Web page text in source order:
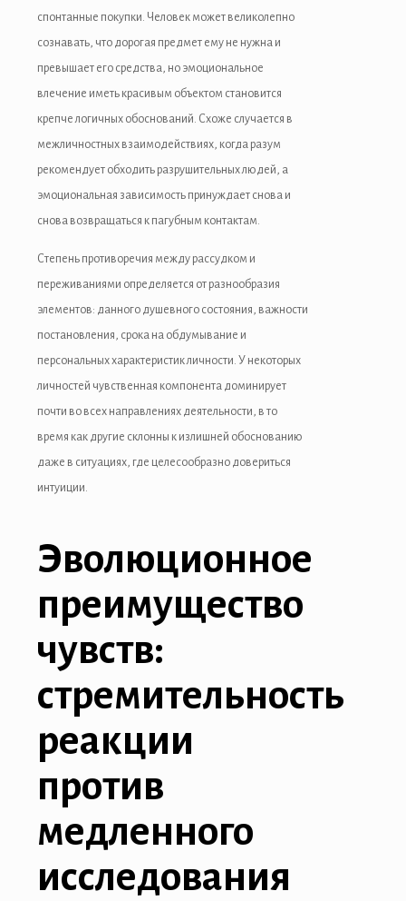
Hacklink
panel
panel
panel
panel
panel
panel
panel
panel
panel
спонтанные покупки. Человек может великолепно
сознавать, что дорогая предмет ему не нужна и
превышает его средства, но эмоциональное
влечение иметь красивым объектом становится
крепче логичных обоснований. Схоже случается в
межличностных взаимодействиях, когда разум
рекомендует обходить разрушительных людей, а
эмоциональная зависимость принуждает снова и
снова возвращаться к пагубным контактам.
Степень противоречия между рассудком и
переживаниями определяется от разнообразия
элементов: данного душевного состояния, важности
постановления, срока на обдумывание и
персональных характеристик личности. У некоторых
личностей чувственная компонента доминирует
почти во всех направлениях деятельности, в то
время как другие склонны к излишней обоснованию
даже в ситуациях, где целесообразно довериться
интуиции.
Эволюционное
преимущество
чувств:
стремительность
реакции
против
медленного
исследования